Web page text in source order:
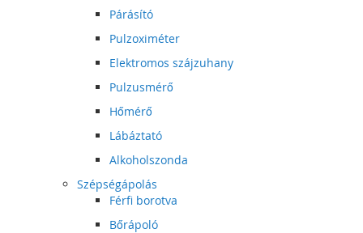
Párásító
Pulzoximéter
Elektromos szájzuhany
Pulzusmérő
Hőmérő
Lábáztató
Alkoholszonda
Szépségápolás
Férfi borotva
Bőrápoló